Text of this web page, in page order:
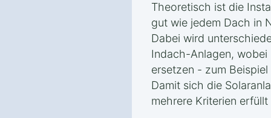
Theoretisch ist die
gut wie jedem Dach in
Dabei wird
Indach-Anlagen, wobei
ersetzen - zum
Damit sich die
mehrere Kriterien erfüllt